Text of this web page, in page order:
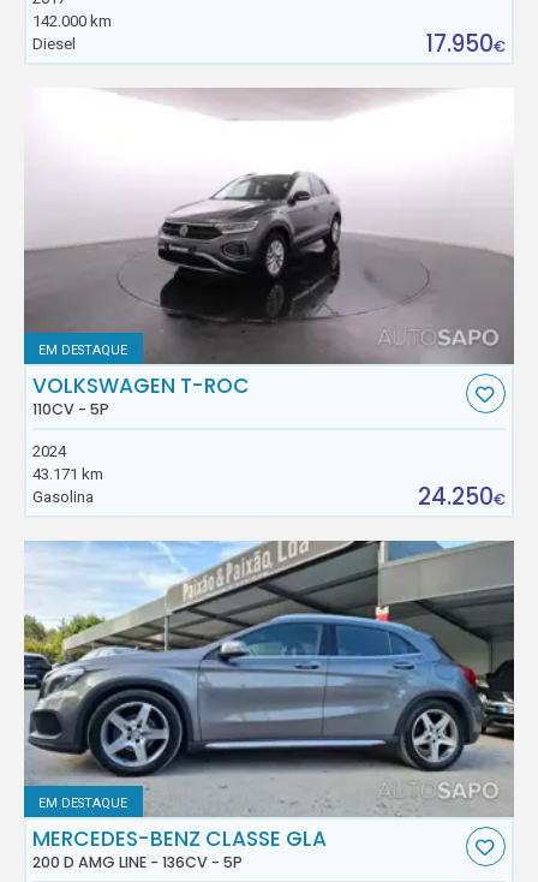
142.000 km
Diesel
17.950€
EM DESTAQUE
VOLKSWAGEN T-ROC
110CV - 5P
2024
43.171 km
Gasolina
24.250€
EM DESTAQUE
MERCEDES-BENZ CLASSE GLA
200 D AMG LINE - 136CV - 5P